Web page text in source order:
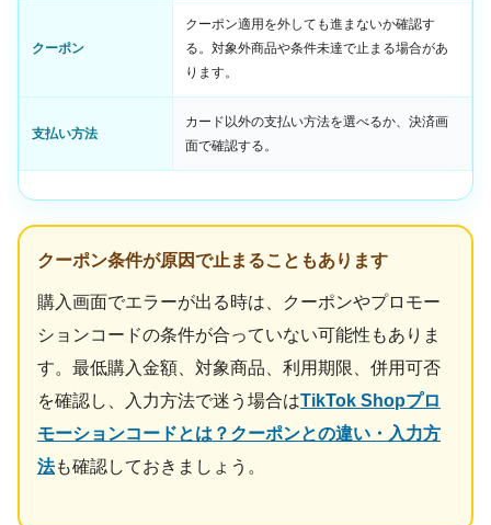
クーポン
クーポン適用を外しても進まないか確認す
る。対象外商品や条件未達で止まる場合があ
ります。
支払い方法
カード以外の支払い方法を選べるか、決済画
面で確認する。
クーポン条件が原因で止まることもあります
購入画面でエラーが出る時は、クーポンやプロモー
ションコードの条件が合っていない可能性もありま
す。最低購入金額、対象商品、利用期限、併用可否
を確認し、入力方法で迷う場合はTikTok Shopプロ
モーションコードとは？クーポンとの違い・入力方
法も確認しておきましょう。